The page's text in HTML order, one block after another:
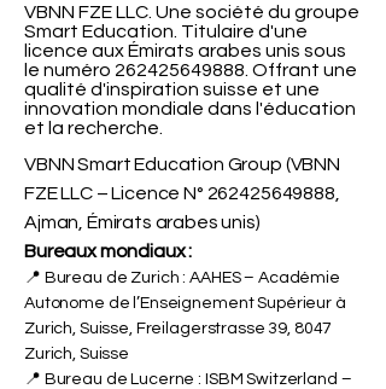
VBNN FZE LLC. Une société du groupe
Smart Education. Titulaire d'une
licence aux Émirats arabes unis sous
le numéro 262425649888 . Offrant une
qualité d'inspiration suisse et une
innovation mondiale dans l'éducation
et la recherche.
VBNN Smart Education Group (VBNN
FZE LLC – Licence N° 262425649888
Ajman, Émirats arabes unis)
Bureaux mondiaux :
📍 Bureau de Zurich : AAHES – Académie
Autonome de l’Enseignement Supérieur à
Zurich, Suisse, Freilagerstrasse 39, 8047
Zurich, Suisse
📍 Bureau de Lucerne : ISBM Switzerland –